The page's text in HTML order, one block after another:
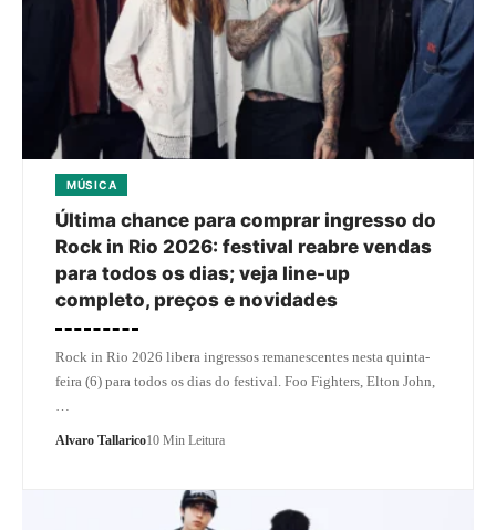
MÚSICA
Última chance para comprar ingresso do
Rock in Rio 2026: festival reabre vendas
para todos os dias; veja line-up
completo, preços e novidades
Rock in Rio 2026 libera ingressos remanescentes nesta quinta-
feira (6) para todos os dias do festival. Foo Fighters, Elton John,
Alvaro Tallarico10 Min Leitura